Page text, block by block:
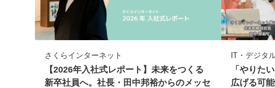
さくらインターネット
【2026年入社式レポート】未来をつくる
新卒社員へ。社長・田中邦裕からのメッセ
IT・デジタ
「やりた
広げる可